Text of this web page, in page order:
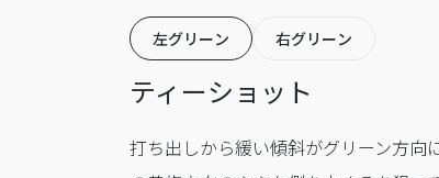
左グリーン 右グリーン
ティーショット
打ち出しから緩い傾斜がグリーン方向